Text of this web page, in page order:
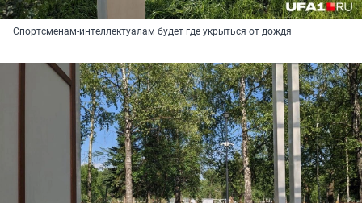
Спортсменам-интеллектуалам будет где укрыться от дождя